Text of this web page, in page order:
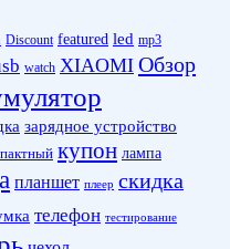
Discount featured led mp3
watch XIAOMI Обзор
зарядное устройство
купон лампа
планшет плеер скидка
телефон тестирование